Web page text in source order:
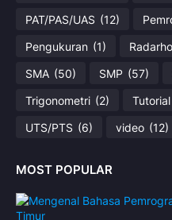
PAT/PAS/UAS (12)
Pengukuran (1)
SMA (50) SMP (57)
Trigonometri (2) Tutorial
UTS/PTS (6) video (12)
MOST POPULAR